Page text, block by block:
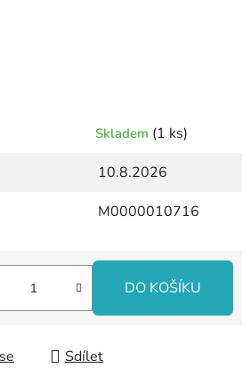
Skladem (1 ks)
10.8.2026
M0000010716
DO KOŠÍKU
Sdílet